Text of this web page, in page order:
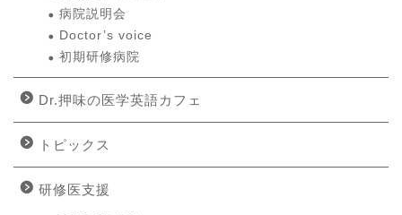
病院説明会
Doctor’s voice
初期研修病院
Dr.押味の医学英語カフェ
トピックス
研修医支援